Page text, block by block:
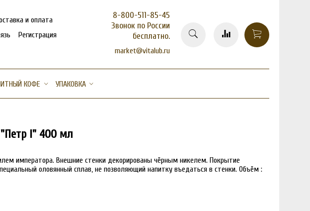
и оплата
Регистрация
8-800-511-85-45
Звонок по России
бесплатно.
market@vitalub.ru
КОФЕ УПАКОВКА
I" 400 мл
императора. Внешние стенки декорированы чёрным никелем. Покрытие
оловянный сплав, не позволяющий напитку въедаться в стенки. Объём :